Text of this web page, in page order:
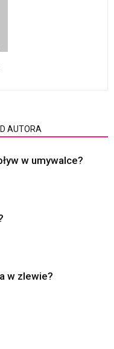
AUTORA
w umywalce?
w zlewie?